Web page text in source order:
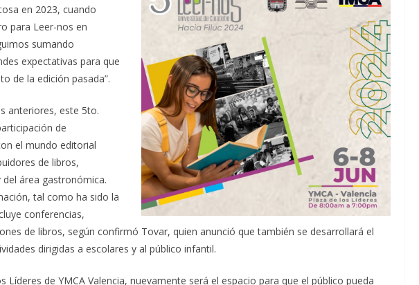
en 2023, cuando
para Leer-nos en
sumando
expectativas para que
de la edición pasada”.
anteriores, este 5to.
de
el mundo editorial
de libros,
área gastronómica.
tal como ha sido la
conferencias,
de libros, según confirmó Tovar, quien anunció que también se desarrollará el
dirigidas a escolares y al público infantil.
Líderes de YMCA Valencia, nuevamente será el espacio para que el público pueda